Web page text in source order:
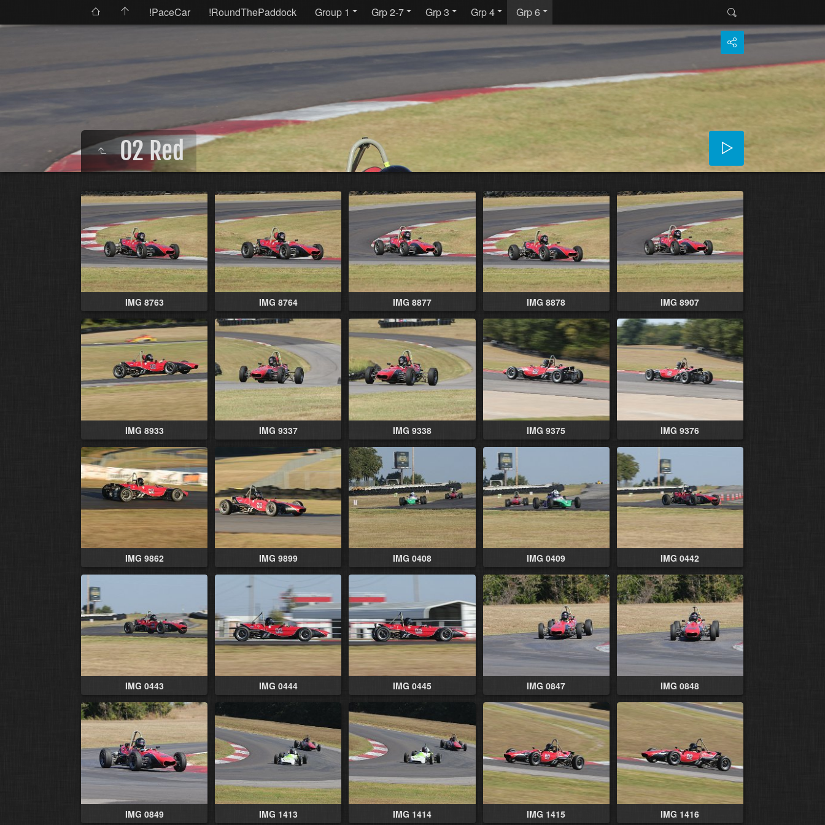
!PaceCar !RoundThePaddock Group 1 Grp 2-7 Grp 3 Grp 4 Grp 6
02 Red
IMG 8763 IMG 8764 IMG 8877 IMG 8878 IMG 8907
IMG 8933 IMG 9337 IMG 9338 IMG 9375 IMG 9376
IMG 9862 IMG 9899 IMG 0408 IMG 0409 IMG 0442
IMG 0443 IMG 0444 IMG 0445 IMG 0847 IMG 0848
IMG 0849 IMG 1413 IMG 1414 IMG 1415 IMG 1416